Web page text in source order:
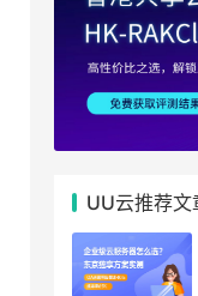
UU云推荐文